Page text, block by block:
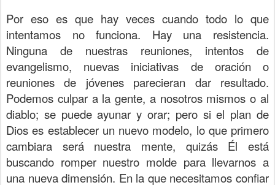
Por eso es que hay veces cuando todo lo que
intentamos no funciona. Hay una resistencia.
Ninguna de nuestras reuniones, intentos de
evangelismo, nuevas iniciativas de oración o
reuniones de jóvenes parecieran dar resultado.
Podemos culpar a la gente, a nosotros mismos o al
diablo; se puede ayunar y orar; pero si el plan de
Dios es establecer un nuevo modelo, lo que primero
cambiara será nuestra mente, quizás Él está
buscando romper nuestro molde para llevarnos a
una nueva dimensión. En la que necesitamos confiar